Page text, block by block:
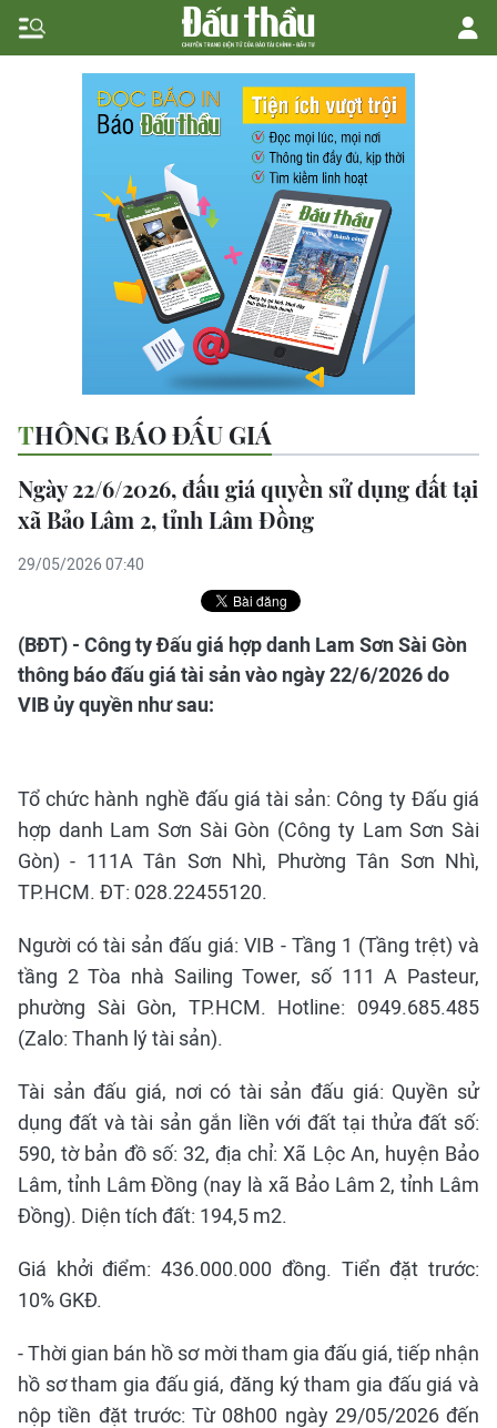
THÔNG BÁO ĐẤU GIÁ
Ngày 22/6/2026, đấu giá quyền sử dụng đất tại
xã Bảo Lâm 2, tỉnh Lâm Đồng
29/05/2026 07:40
(BĐT) - Công ty Đấu giá hợp danh Lam Sơn Sài Gòn
thông báo đấu giá tài sản vào ngày 22/6/2026 do
VIB ủy quyền như sau:
Tổ chức hành nghề đấu giá tài sản: Công ty Đấu giá
hợp danh Lam Sơn Sài Gòn (Công ty Lam Sơn Sài
Gòn) - 111A Tân Sơn Nhì, Phường Tân Sơn Nhì,
TP.HCM. ĐT: 028.22455120.
Người có tài sản đấu giá: VIB - Tầng 1 (Tầng trệt) và
tầng 2 Tòa nhà Sailing Tower, số 111 A Pasteur,
phường Sài Gòn, TP.HCM. Hotline: 0949.685.485
(Zalo: Thanh lý tài sản).
Tài sản đấu giá, nơi có tài sản đấu giá: Quyền sử
dụng đất và tài sản gắn liền với đất tại thửa đất số:
590, tờ bản đồ số: 32, địa chỉ: Xã Lộc An, huyện Bảo
Lâm, tỉnh Lâm Đồng (nay là xã Bảo Lâm 2, tỉnh Lâm
Đồng). Diện tích đất: 194,5 m2.
Giá khởi điểm: 436.000.000 đồng. Tiển đặt trước:
10% GKĐ.
- Thời gian bán hồ sơ mời tham gia đấu giá, tiếp nhận
hồ sơ tham gia đấu giá, đăng ký tham gia đấu giá và
nộp tiền đặt trước: Từ 08h00 ngày 29/05/2026 đến